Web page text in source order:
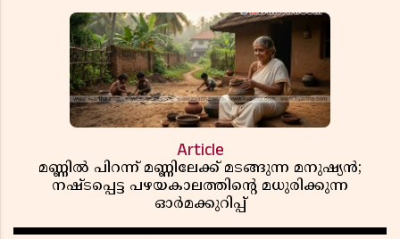
Article
മണ്ണിൽ പിറന്ന് മണ്ണിലേക്ക് മടങ്ങുന്ന മനുഷ്യൻ;
നഷ്ടപ്പെട്ട പഴയകാലത്തിൻ്റെ മധുരിക്കുന്ന
ഓർമക്കുറിപ്പ്